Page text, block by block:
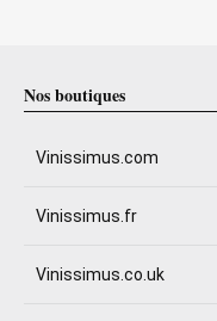
Nos boutiques
Vinissimus.com
Vinissimus.fr
Vinissimus.co.uk